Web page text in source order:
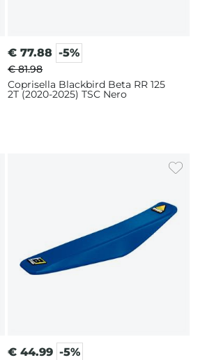
€ 77.88 -5%
€ 81.98
Coprisella Blackbird Beta RR 125
2T (2020-2025) TSC Nero
€ 44.99 -5%